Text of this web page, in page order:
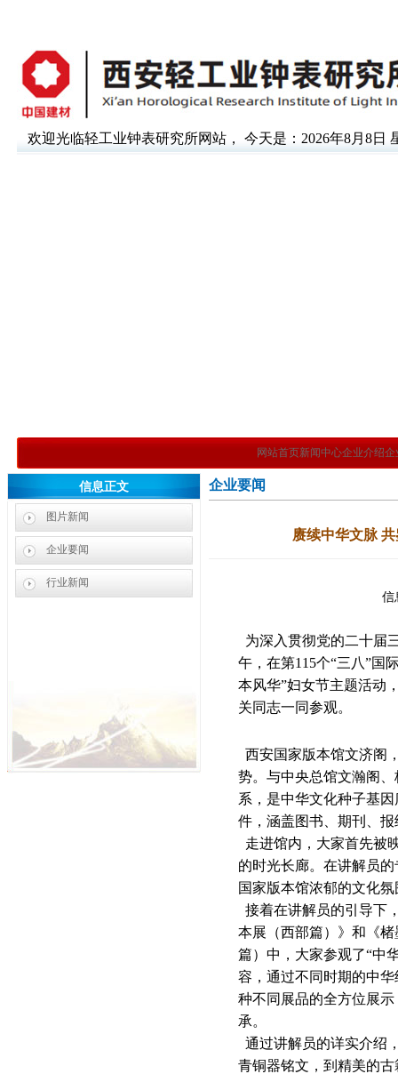
欢迎光临轻工业钟表研究所网站， 今天是：2026年8月8日
网站首页新闻中心企业介绍企
信息正文
图片新闻
企业要闻
行业新闻
企业要闻
赓续中华文脉
信
为深入贯彻党的二十届
午，在第115个“三八”国
本风华”妇女节主题活动
关同志一同参观。
西安国家版本馆文济阁
势。与中央总馆文瀚阁
系，是中华文化种子基
件，涵盖图书、期刊、
走进馆内，大家首先被
的时光长廊。在讲解员
国家版本馆浓郁的文化氛
接着在讲解员的引导下
本展（西部篇）》和《
篇）中，大家参观了“中
容，通过不同时期的中
种不同展品的全方位展
承。
通过讲解员的详实介绍
青铜器铭文，到精美的